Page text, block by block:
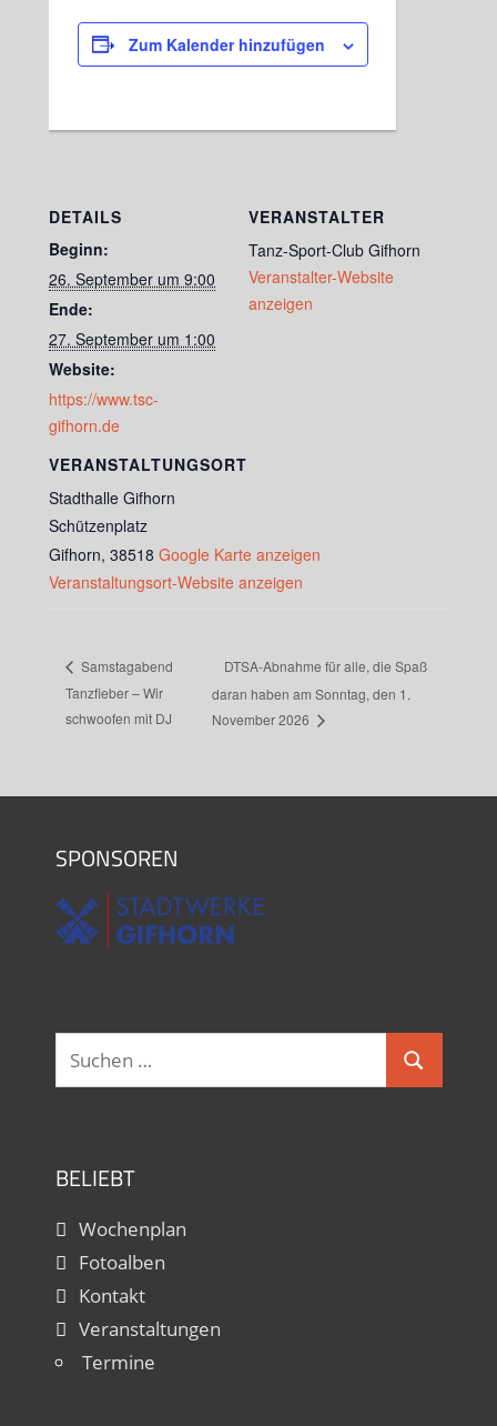
Zum Kalender hinzufügen
DETAILS
Beginn:
26. September um 9:00
Ende:
27. September um 1:00
Website:
https://www.tsc-
gifhorn.de
VERANSTALTUNGSORT
Stadthalle Gifhorn
Schützenplatz
Gifhorn, 38518 Google Karte anzeigen
Veranstaltungsort-Website anzeigen
VERANSTALTER
Tanz-Sport-Club Gifhorn
Veranstalter-Website
anzeigen
Samstagabend
Tanzfieber – Wir
schwoofen mit DJ
DTSA-Abnahme für alle, die Spaß
daran haben am Sonntag, den 1.
November 2026
SPONSOREN
Suchen
nach:
Suchen
BELIEBT
Wochenplan
Fotoalben
Kontakt
Veranstaltungen
Termine